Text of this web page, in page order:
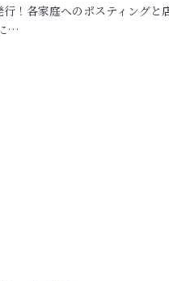
！各家庭へのポスティングと
…